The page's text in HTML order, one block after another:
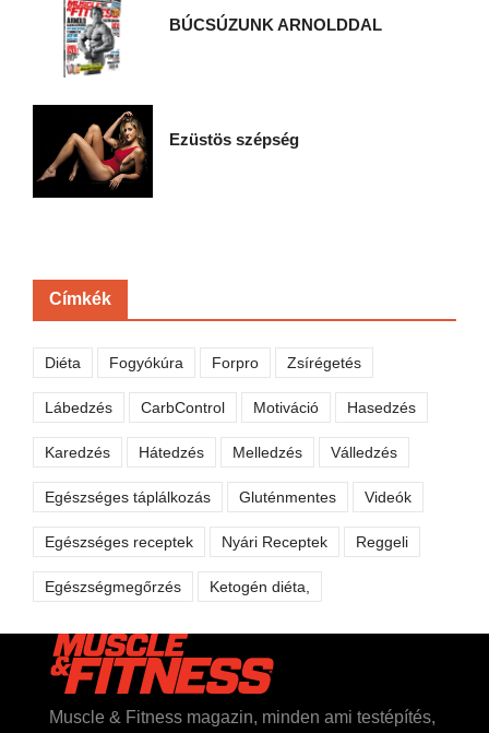
BÚCSÚZUNK ARNOLDDAL
Ezüstös szépség
Címkék
Diéta Fogyókúra Forpro Zsírégetés
Lábedzés CarbControl Motiváció Hasedzés
Karedzés Hátedzés Melledzés Válledzés
Egészséges táplálkozás Gluténmentes Videók
Egészséges receptek Nyári Receptek Reggeli
Egészségmegőrzés Ketogén diéta,
Muscle & Fitness magazin, minden ami testépítés,